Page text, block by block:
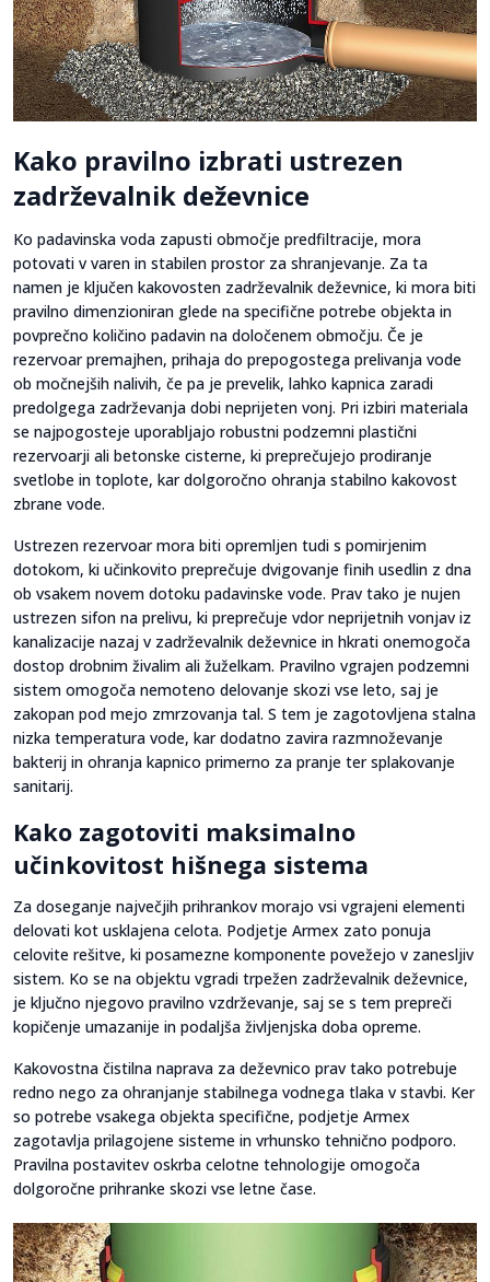
Kako pravilno izbrati ustrezen
zadrževalnik deževnice
Ko padavinska voda zapusti območje predfiltracije, mora
potovati v varen in stabilen prostor za shranjevanje. Za ta
namen je ključen kakovosten zadrževalnik deževnice, ki mora biti
pravilno dimenzioniran glede na specifične potrebe objekta in
povprečno količino padavin na določenem območju. Če je
rezervoar premajhen, prihaja do prepogostega prelivanja vode
ob močnejših nalivih, če pa je prevelik, lahko kapnica zaradi
predolgega zadrževanja dobi neprijeten vonj. Pri izbiri materiala
se najpogosteje uporabljajo robustni podzemni plastični
rezervoarji ali betonske cisterne, ki preprečujejo prodiranje
svetlobe in toplote, kar dolgoročno ohranja stabilno kakovost
zbrane vode.
Ustrezen rezervoar mora biti opremljen tudi s pomirjenim
dotokom, ki učinkovito preprečuje dvigovanje finih usedlin z dna
ob vsakem novem dotoku padavinske vode. Prav tako je nujen
ustrezen sifon na prelivu, ki preprečuje vdor neprijetnih vonjav iz
kanalizacije nazaj v zadrževalnik deževnice in hkrati onemogoča
dostop drobnim živalim ali žuželkam. Pravilno vgrajen podzemni
sistem omogoča nemoteno delovanje skozi vse leto, saj je
zakopan pod mejo zmrzovanja tal. S tem je zagotovljena stalna
nizka temperatura vode, kar dodatno zavira razmnoževanje
bakterij in ohranja kapnico primerno za pranje ter splakovanje
sanitarij.
Kako zagotoviti maksimalno
učinkovitost hišnega sistema
Za doseganje največjih prihrankov morajo vsi vgrajeni elementi
delovati kot usklajena celota. Podjetje Armex zato ponuja
celovite rešitve, ki posamezne komponente povežejo v zanesljiv
sistem. Ko se na objektu vgradi trpežen zadrževalnik deževnice,
je ključno njegovo pravilno vzdrževanje, saj se s tem prepreči
kopičenje umazanije in podaljša življenjska doba opreme.
Kakovostna čistilna naprava za deževnico prav tako potrebuje
redno nego za ohranjanje stabilnega vodnega tlaka v stavbi. Ker
so potrebe vsakega objekta specifične, podjetje Armex
zagotavlja prilagojene sisteme in vrhunsko tehnično podporo.
Pravilna postavitev oskrba celotne tehnologije omogoča
dolgoročne prihranke skozi vse letne čase.